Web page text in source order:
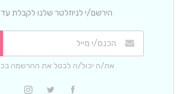
הירשם/י לניוזלטר שלנו לקבלת
את/ה יכול/ה לבטל את ההרשמה